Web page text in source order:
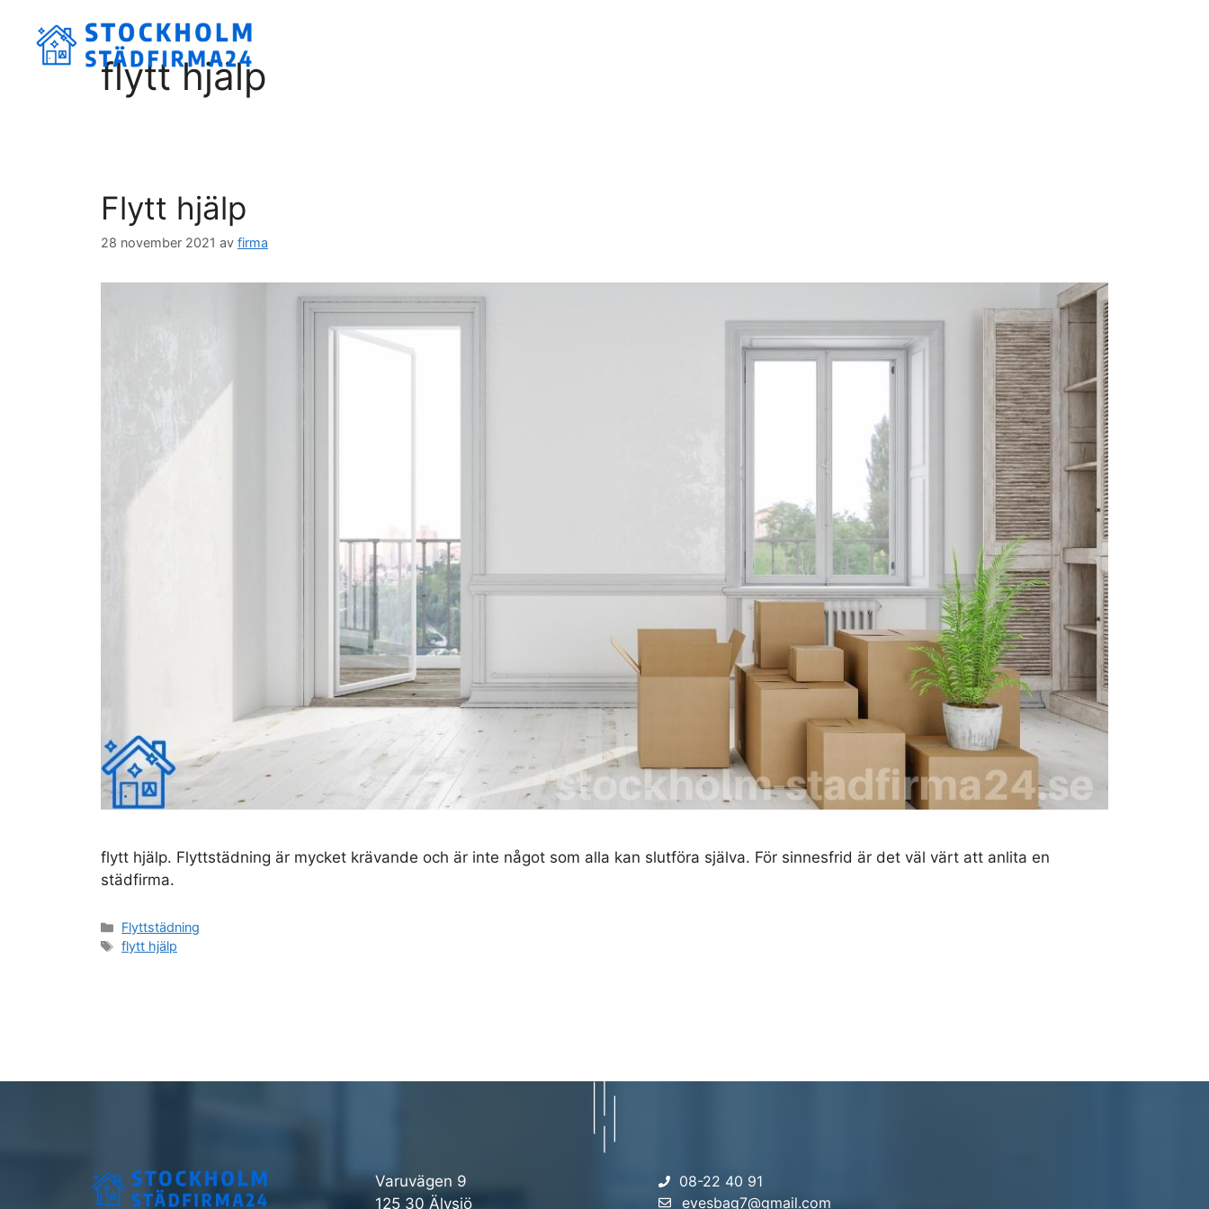
innehåll
flytt hjälp
Flytt hjälp
28 november 2021 av firma
flytt hjälp. Flyttstädning är mycket krävande och är inte något som alla kan slutföra själva. För sinnesfrid är det väl värt att anlita en
städfirma.
Kategorier
Flyttstädning
Etiketter
flytt hjälp
Varuvägen 9
125 30 Älvsjö
08-22 40 91
evesbag7@gmail.com